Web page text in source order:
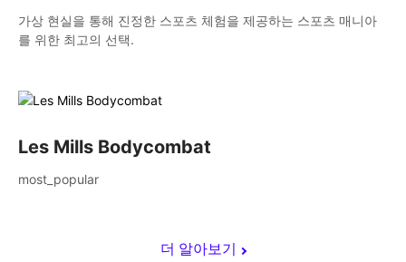
더 알아보기
가상 현실을 통해 진정한 스포츠 체험을 제공하는 스포츠 매니아
를 위한 최고의 선택.
Les Mills Bodycombat
most_popular